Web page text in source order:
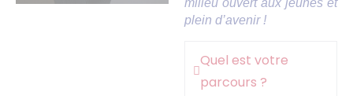
milieu ouvert aux jeunes et
plein d’avenir !
Quel est votre
parcours ?